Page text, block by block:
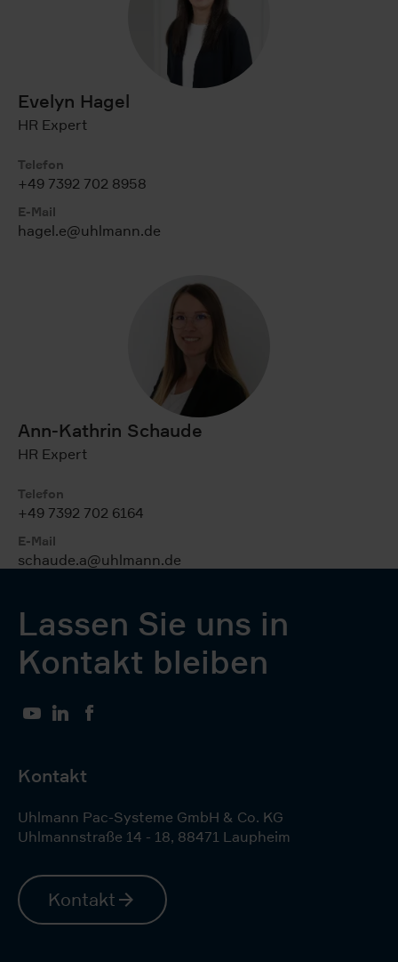
Evelyn Hagel
HR Expert
Telefon
+49 7392 702 8958
E-Mail
hagel.e@uhlmann.de
Ann-Kathrin Schaude
HR Expert
Telefon
+49 7392 702 6164
E-Mail
schaude.a@uhlmann.de
Lassen Sie uns in
Kontakt bleiben
YouTubeLinkedIn
Kontakt
Uhlmann Pac-Systeme GmbH & Co. KG
Uhlmannstraße 14 - 18, 88471 Laupheim
Kontakt